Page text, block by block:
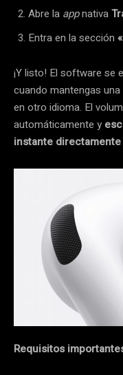
Abre la appnativa
Entra en la sección
¡Y listo! El software se
cuando mantengas
en otro idioma. El
automáticamente y
instante
Requisitos